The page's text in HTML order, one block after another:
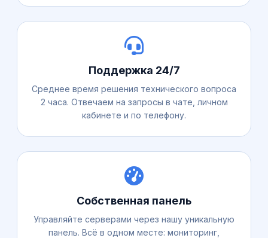
Поддержка 24/7
Среднее время решения технического вопроса
2 часа. Отвечаем на запросы в чате, личном
кабинете и по телефону.
Собственная панель
Управляйте серверами через нашу уникальную
панель. Всё в одном месте: мониторинг,